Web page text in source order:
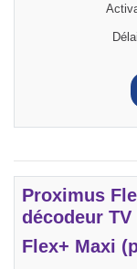
Proximus
décodeur
Flex+ Maxi